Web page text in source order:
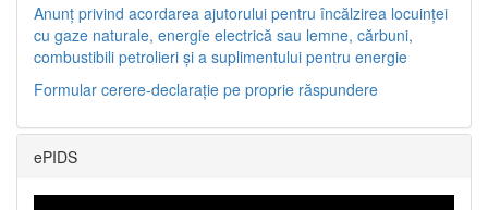
Anunț privind acordarea ajutorului pentru încălzirea locuinței
cu gaze naturale, energie electrică sau lemne, cărbuni,
combustibili petrolieri și a suplimentului pentru energie
Formular cerere-declarație pe proprie răspundere
ePIDS